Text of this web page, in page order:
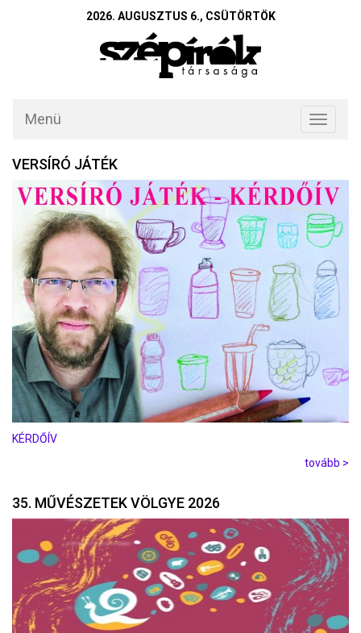
2026. AUGUSZTUS 6., CSÜTÖRTÖK
Toggle
Menü
VERSÍRÓ JÁTÉK
KÉRDŐÍV
tovább >
35. MŰVÉSZETEK VÖLGYE 2026